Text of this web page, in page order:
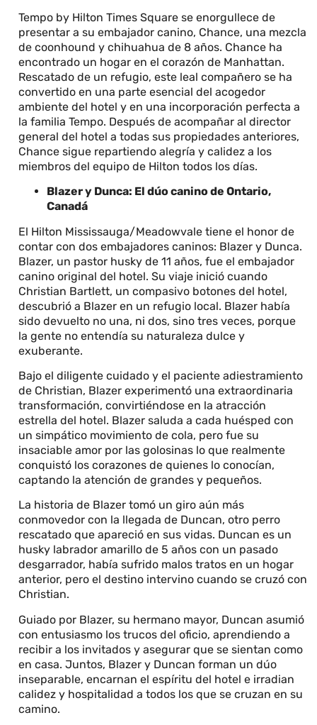
Tempo by Hilton Times Square se enorgullece de
presentar a su embajador canino, Chance, una mezcla
de coonhound y chihuahua de 8 años. Chance ha
encontrado un hogar en el corazón de Manhattan.
Rescatado de un refugio, este leal compañero se ha
convertido en una parte esencial del acogedor
ambiente del hotel y en una incorporación perfecta a
la familia Tempo. Después de acompañar al director
general del hotel a todas sus propiedades anteriores,
Chance sigue repartiendo alegría y calidez a los
miembros del equipo de Hilton todos los días.
Blazer y Dunca: El dúo canino de Ontario,
Canadá
El Hilton Mississauga/Meadowvale tiene el honor de
contar con dos embajadores caninos: Blazer y Dunca.
Blazer, un pastor husky de 11 años, fue el embajador
canino original del hotel. Su viaje inició cuando
Christian Bartlett, un compasivo botones del hotel,
descubrió a Blazer en un refugio local. Blazer había
sido devuelto no una, ni dos, sino tres veces, porque
la gente no entendía su naturaleza dulce y
exuberante.
Bajo el diligente cuidado y el paciente adiestramiento
de Christian, Blazer experimentó una extraordinaria
transformación, convirtiéndose en la atracción
estrella del hotel. Blazer saluda a cada huésped con
un simpático movimiento de cola, pero fue su
insaciable amor por las golosinas lo que realmente
conquistó los corazones de quienes lo conocían,
captando la atención de grandes y pequeños.
La historia de Blazer tomó un giro aún más
conmovedor con la llegada de Duncan, otro perro
rescatado que apareció en sus vidas. Duncan es un
husky labrador amarillo de 5 años con un pasado
desgarrador, había sufrido malos tratos en un hogar
anterior, pero el destino intervino cuando se cruzó con
Christian.
Guiado por Blazer, su hermano mayor, Duncan asumió
con entusiasmo los trucos del oficio, aprendiendo a
recibir a los invitados y asegurar que se sientan como
en casa. Juntos, Blazer y Duncan forman un dúo
inseparable, encarnan el espíritu del hotel e irradian
calidez y hospitalidad a todos los que se cruzan en su
camino.